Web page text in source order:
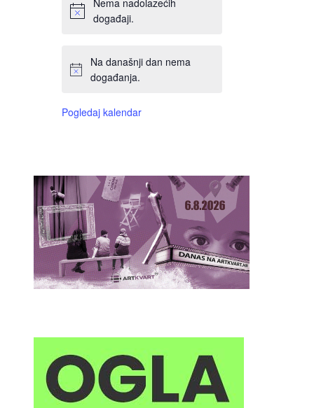
Nema nadolazećih
događaji.
Na današnji dan nema
događanja.
Pogledaj kalendar